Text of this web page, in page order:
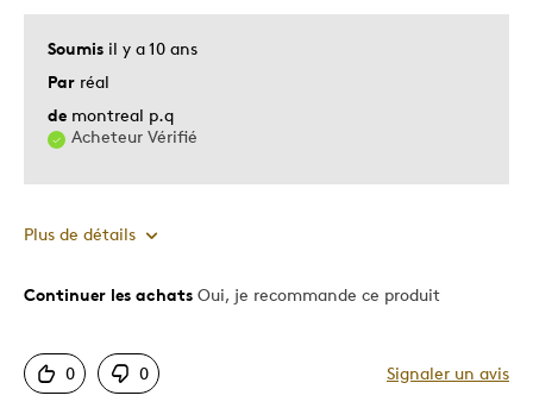
Soumis il y a 10 ans
Par réal
de montreal p.q
Acheteur Vérifié
Plus de détails
Le pour
Unique en son genre
Continuer les achats Oui, je recommande ce produit
0 0 Signaler un avis